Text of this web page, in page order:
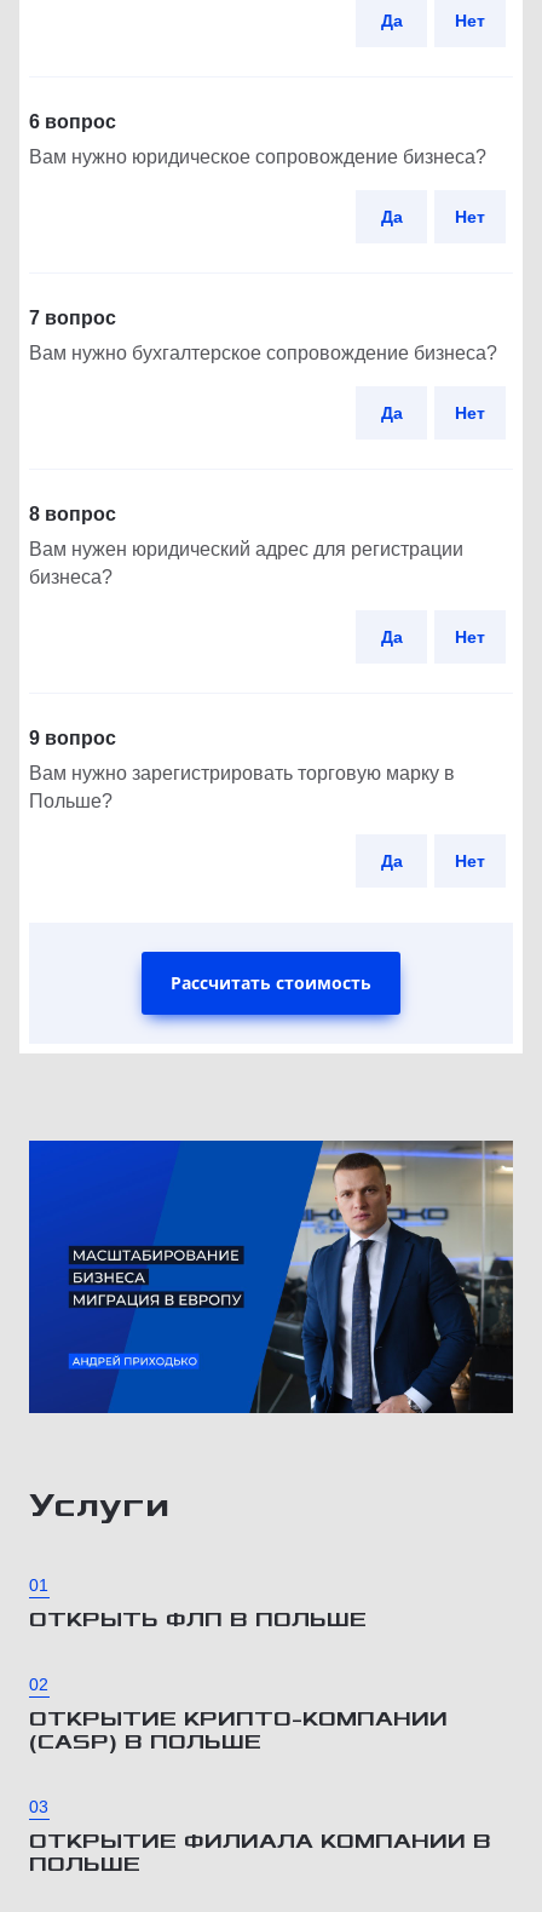
Да Нет
6 вопрос
Вам нужно юридическое сопровождение бизнеса?
Да Нет
7 вопрос
Вам нужно бухгалтерское сопровождение бизнеса?
Да Нет
8 вопрос
Вам нужен юридический адрес для регистрации
бизнеса?
Да Нет
9 вопрос
Вам нужно зарегистрировать торговую марку в
Польше?
Да Нет
Рассчитать стоимость
Услуги
01
ОТКРЫТЬ ФЛП В ПОЛЬШЕ
02
ОТКРЫТИЕ КРИПТО-КОМПАНИИ
(CASP) В ПОЛЬШЕ
03
ОТКРЫТИЕ ФИЛИАЛА КОМПАНИИ В
ПОЛЬШЕ